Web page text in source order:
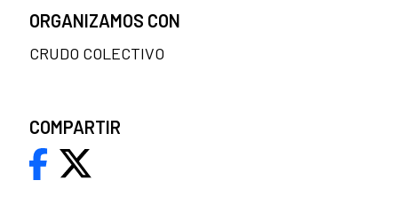
ORGANIZAMOS CON
CRUDO COLECTIVO
COMPARTIR